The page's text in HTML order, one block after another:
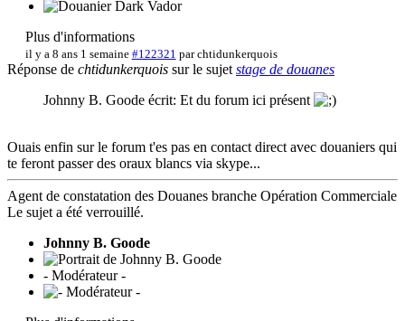
Plus d'informations
il y a 8 ans 1 semaine #122321 parchtidunkerquois
Réponse de chtidunkerquois sur le sujet stage de douanes
Johnny B. Goode écrit: Et du forum ici présent
Ouais enfin sur le forum t'es pas en contact direct avec douaniers qui
te feront passer des oraux blancs via skype...
Agent de constatation des Douanes branche Opération Commerciale
Le sujet a été verrouillé.
Johnny B. Goode
- Modérateur -